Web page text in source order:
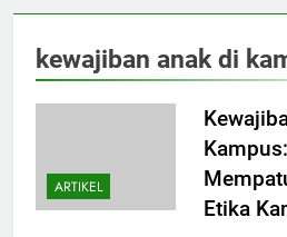
kewajiban anak di
ARTIKEL
Etika